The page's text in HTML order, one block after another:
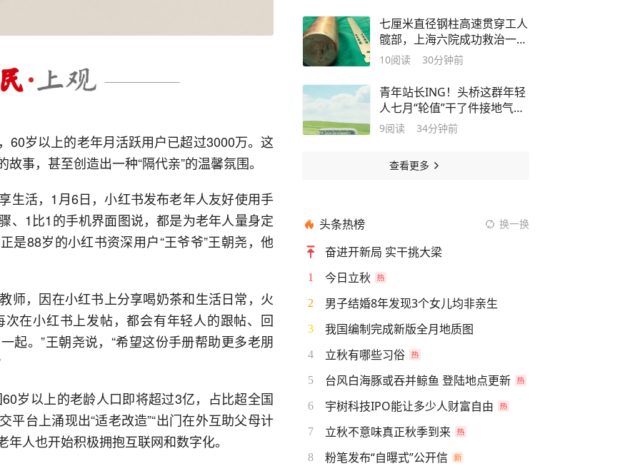
60岁以上的老年月活跃用户已超过3000万。这
事，甚至创造出一种“隔代亲”的温馨氛围。
生活，1月6日，小红书发布老年人友好使用手
、1比1的手机界面图说，都是为老年人量身定
是88岁的小红书资深用户“王爷爷”王朝尧，他
师，因在小红书上分享喝奶茶和生活日常，火
次在小红书上发帖，都会有年轻人的跟帖、回
起。”王朝尧说，“希望这份手册帮助更多老朋
岁以上的老龄人口即将超过3亿，占比超全国
平台上涌现出“适老改造”“出门在外互助父母计
年人也开始积极拥抱互联网和数字化。
七厘米直径钢柱高速贯穿工人
髋部，上海六院成功救治一名
重度盆腔贯通伤患者
10阅读 30分钟前
青年站长ING！头桥这群年轻
人七月“轮值”干了件接地气的
事
9阅读 34分钟前
查看更多
头条热榜 换一换
奋进开新局 实干挑大梁
1 今日立秋
2 男子结婚8年发现3个女儿均非亲生
3 我国编制完成新版全月地质图
4 立秋有哪些习俗
5 台风白海豚或吞并鲸鱼 登陆地点更新
6 宇树科技IPO能让多少人财富自由
7 立秋不意味真正秋季到来
8 粉笔发布“自曝式”公开信